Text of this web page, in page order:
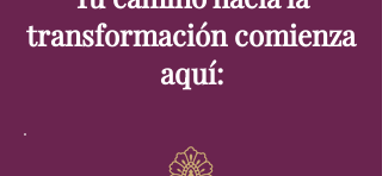
transformación comienza
aquí: